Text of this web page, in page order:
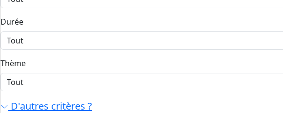
Durée
Thème
D'autres critères ?